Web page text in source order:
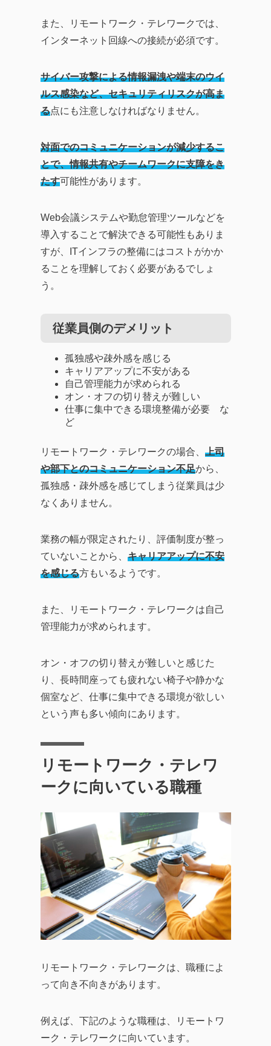
また、リモートワーク・テレワークでは、
インターネット回線への接続が必須です。
サイバー攻撃による情報漏洩や端末のウイ
ルス感染など、セキュリティリスクが高ま
る点にも注意しなければなりません。
対面でのコミュニケーションが減少するこ
とで、情報共有やチームワークに支障をき
たす可能性があります。
Web会議システムや勤怠管理ツールなどを
導入することで解決できる可能性もありま
すが、ITインフラの整備にはコストがかか
ることを理解しておく必要があるでしょ
う。
従業員側のデメリット
孤独感や疎外感を感じる
キャリアアップに不安がある
自己管理能力が求められる
オン・オフの切り替えが難しい
仕事に集中できる環境整備が必要 な
ど
リモートワーク・テレワークの場合、 上司
や部下とのコミュニケーション不足から、
孤独感・疎外感を感じてしまう従業員は少
なくありません。
業務の幅が限定されたり、評価制度が整っ
ていないことから、 キャリアアップに不安
を感じる方もいるようです。
また、リモートワーク・テレワークは自己
管理能力が求められます。
オン・オフの切り替えが難しいと感じた
り、長時間座っても疲れない椅子や静かな
個室など、仕事に集中できる環境が欲しい
という声も多い傾向にあります。
リモートワーク・テレワ
ークに向いている職種
リモートワーク・テレワークは、職種によ
って向き不向きがあります。
例えば、下記のような職種は、リモートワ
ーク・テレワークに向いています。